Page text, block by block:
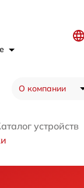
О компании
устройств